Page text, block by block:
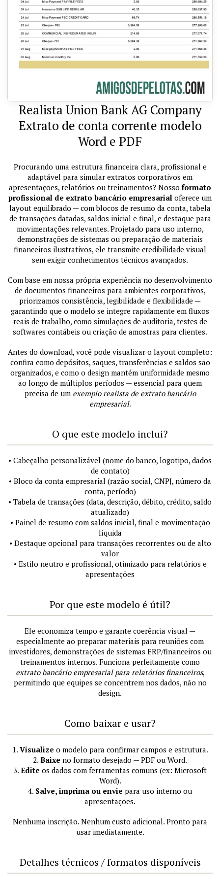
Realista Union Bank AG Company
Extrato de conta corrente modelo
Word e PDF
Procurando uma estrutura financeira clara, profissional e
adaptável para simular extratos corporativos em
apresentações, relatórios ou treinamentos? Nosso formato
profissional de extrato bancário empresarial oferece um
layout equilibrado — com blocos de resumo da conta, tabela
de transações datadas, saldos inicial e final, e destaque para
movimentações relevantes. Projetado para uso interno,
demonstrações de sistemas ou preparação de materiais
financeiros ilustrativos, ele transmite credibilidade visual
sem exigir conhecimentos técnicos avançados.
Com base em nossa própria experiência no desenvolvimento
de documentos financeiros para ambientes corporativos,
priorizamos consistência, legibilidade e flexibilidade —
garantindo que o modelo se integre rapidamente em fluxos
reais de trabalho, como simulações de auditoria, testes de
softwares contábeis ou criação de amostras para clientes.
Antes do download, você pode visualizar o layout completo:
confira como depósitos, saques, transferências e saldos são
organizados, e como o design mantém uniformidade mesmo
ao longo de múltiplos períodos — essencial para quem
precisa de um exemplo realista de extrato bancário
empresarial.
O que este modelo inclui?
• Cabeçalho personalizável (nome do banco, logotipo, dados
de contato)
• Bloco da conta empresarial (razão social, CNPJ, número da
conta, período)
• Tabela de transações (data, descrição, débito, crédito, saldo
atualizado)
• Painel de resumo com saldos inicial, final e movimentação
líquida
• Destaque opcional para transações recorrentes ou de alto
valor
• Estilo neutro e profissional, otimizado para relatórios e
apresentações
Por que este modelo é útil?
Ele economiza tempo e garante coerência visual —
especialmente ao preparar materiais para reuniões com
investidores, demonstrações de sistemas ERP/financeiros ou
treinamentos internos. Funciona perfeitamente como
extrato bancário empresarial para relatórios financeiros,
permitindo que equipes se concentrem nos dados, não no
design.
Como baixar e usar?
1. Visualize o modelo para confirmar campos e estrutura.
2. Baixe no formato desejado — PDF ou Word.
3. Edite os dados com ferramentas comuns (ex: Microsoft
Word).
4. Salve, imprima ou envie para uso interno ou
apresentações.
Nenhuma inscrição. Nenhum custo adicional. Pronto para
usar imediatamente.
Detalhes técnicos / formatos disponíveis